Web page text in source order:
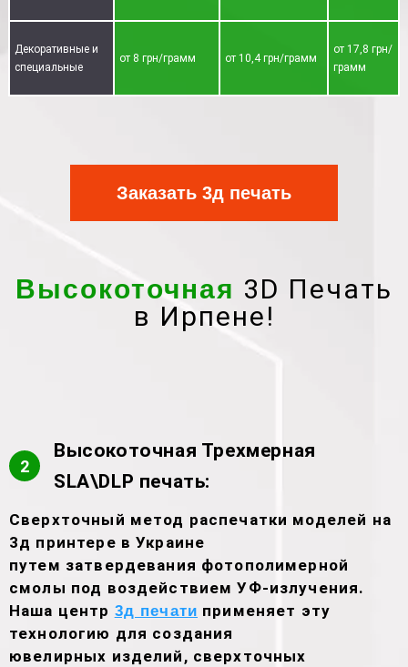
Декоративные и
специальные
от 8 грн/грамм от 10,4 грн/грамм
от 17,8 грн/
грамм
Заказать 3д печать
Высокоточная 3D Печать
в Ирпене!
2
Высокоточная Трехмерная
SLA\DLP печать:
Сверхточный метод распечатки моделей на
3д принтере в Украине
путем затвердевания фотополимерной
смолы под воздействием УФ-излучения.
Наша центр 3д печати применяет эту
технологию для создания
ювелирных изделий, сверхточных